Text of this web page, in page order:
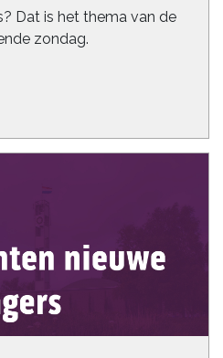
Dat is het thema van de
zondag.